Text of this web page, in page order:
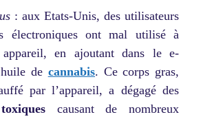
: aux Etats-Unis, des utilisateurs
électroniques ont mal utilisé à
appareil, en ajoutant dans le e-
de cannabis. Ce corps gras,
par l’appareil, a dégagé des
toxiquescausant de nombreux